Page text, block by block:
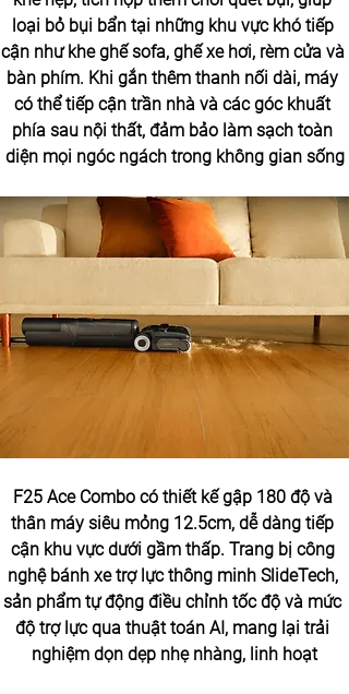
loại bỏ bụi bẩn tại những khu vực khó tiếp
cận như khe ghế sofa, ghế xe hơi, rèm cửa và
bàn phím. Khi gắn thêm thanh nối dài, máy
có thể tiếp cận trần nhà và các góc khuất
phía sau nội thất, đảm bảo làm sạch toàn
diện mọi ngóc ngách trong không gian sống
F25 Ace Combo có thiết kế gập 180 độ và
thân máy siêu mỏng 12.5cm, dễ dàng tiếp
cận khu vực dưới gầm thấp. Trang bị công
nghệ bánh xe trợ lực thông minh SlideTech,
sản phẩm tự động điều chỉnh tốc độ và mức
độ trợ lực qua thuật toán AI, mang lại trải
nghiệm dọn dẹp nhẹ nhàng, linh hoạt